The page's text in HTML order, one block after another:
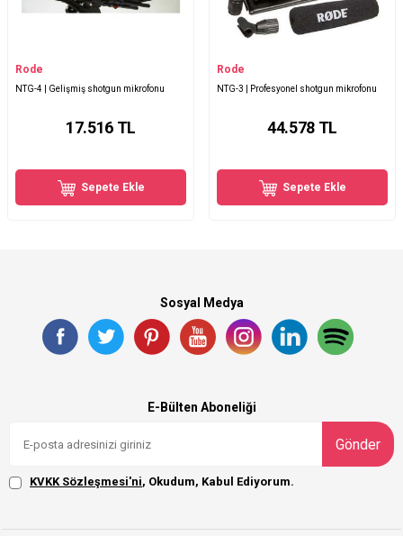
Rode
NTG-4 | Gelişmiş shotgun mikrofonu
17.516TL
Sepete Ekle
Rode
NTG-3 | Profesyonel shotgun mikrofonu
44.578TL
Sepete Ekle
Sosyal Medya
E-Bülten Aboneliği
Gönder
KVKK Sözleşmesi'ni, Okudum, Kabul Ediyorum.